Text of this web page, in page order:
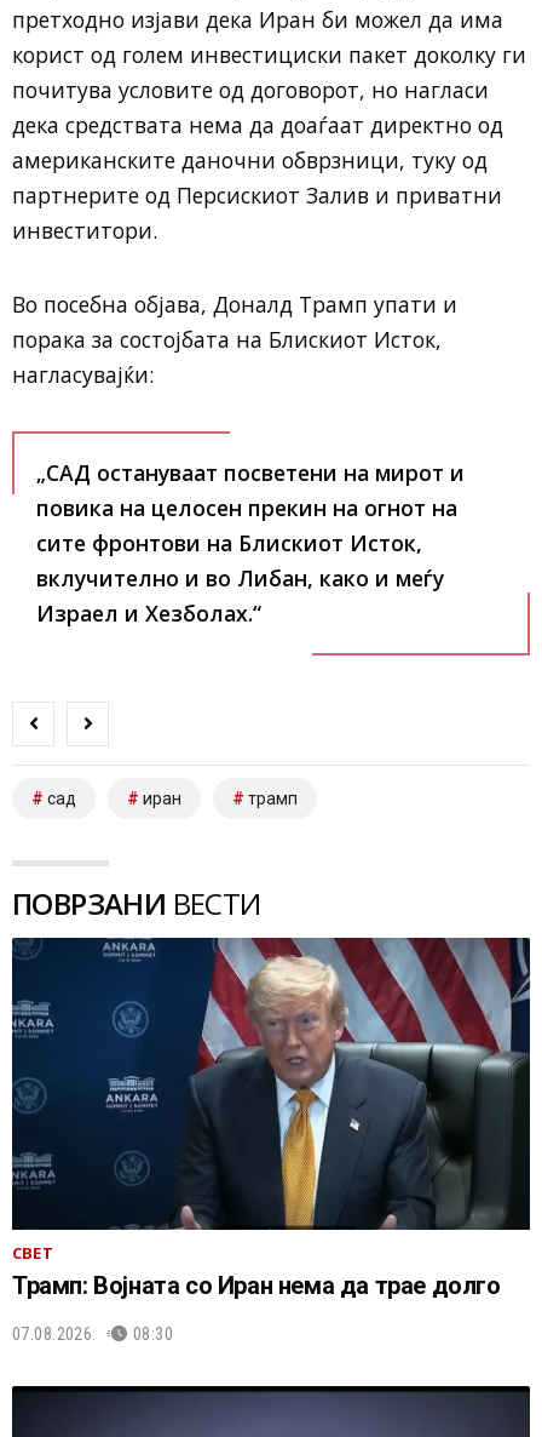
претходно изјави дека Иран би можел да има
корист од голем инвестициски пакет доколку ги
почитува условите од договорот, но нагласи
дека средствата нема да доаѓаат директно од
американските даночни обврзници, туку од
партнерите од Персискиот Залив и приватни
инвеститори.
Во посебна објава, Доналд Трамп упати и
порака за состојбата на Блискиот Исток,
нагласувајќи:
„САД остануваат посветени на мирот и
повика на целосен прекин на огнот на
сите фронтови на Блискиот Исток,
вклучително и во Либан, како и меѓу
Израел и Хезболах.“
сад иран трамп
ПОВРЗАНИ ВЕСТИ
СВЕТ
Трамп: Војната со Иран нема да трае долго
07.08.2026. 08:30